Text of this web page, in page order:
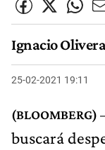
Ignacio
25-02-2021 19:11
buscará